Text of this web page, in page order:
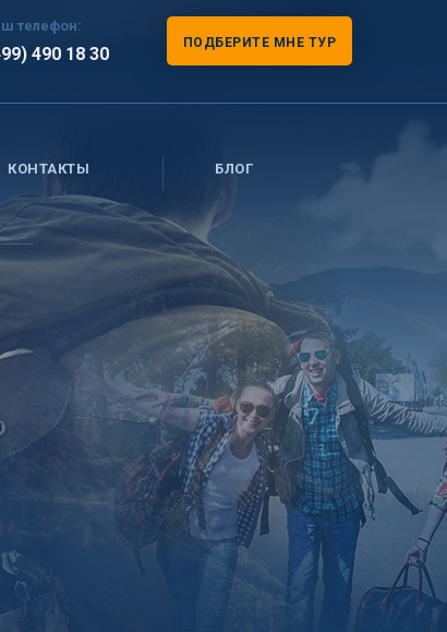
телефон:
490 18 30
ПОДБЕРИТЕ МНЕ ТУР
КОНТАКТЫ БЛОГ